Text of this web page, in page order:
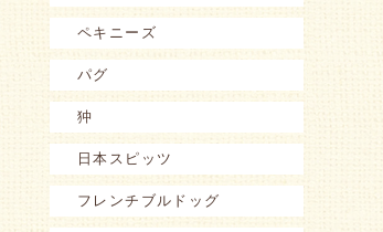
ペキニーズ
パグ
狆
日本スピッツ
フレンチブルドッグ